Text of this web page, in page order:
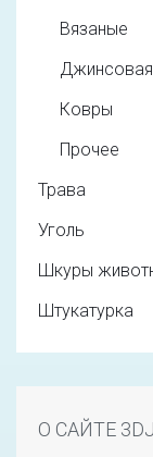
Вязаные
Джинсовая
Ковры
Прочее
Трава
Уголь
Шкуры
Штукатурка
О САЙТЕ